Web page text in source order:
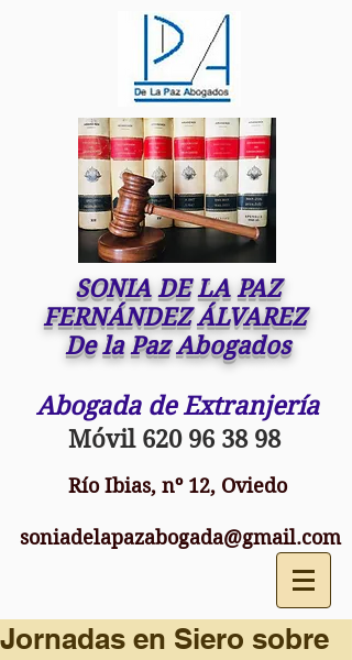
SONIA DE LA PAZ
FERNÁNDEZ ÁLVAREZ
De la Paz Abogados
Abogada de Extranjería
Móvil 620 96 38 98
Río Ibias, nº 12, Oviedo
soniadelapazabogada@gmail.com
Jornadas en Siero sobre